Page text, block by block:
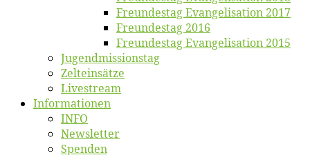
Freun­des­tag Evan­ge­li­sa­ti­on 2017
Freun­des­tag 2016
Freun­des­tag Evan­ge­li­sa­ti­on 2015
Jugend­mis­sions­tag
Zelt­ein­sät­ze
Live­stream
Informatio­nen
INFO
News­let­ter
Spen­den